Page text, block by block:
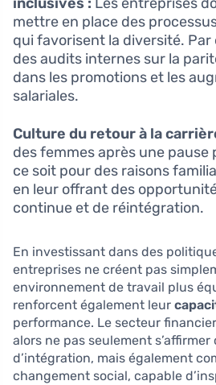
inclusives : Les entreprises
mettre en place des
qui favorisent la diversité. Par
des audits internes sur la
dans les promotions et les
salariales.
Culture du retour à la
des femmes après une pause
ce soit pour des raisons
en leur offrant des
continue et de réintégration.
En investissant dans des
entreprises ne créent pas
environnement de travail plus
renforcent également leur
performance. Le secteur
alors ne pas seulement
d’intégration, mais également
changement social, capable